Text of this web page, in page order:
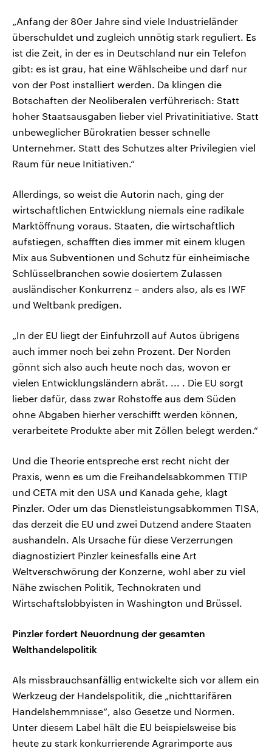
„Anfang der 80er Jahre sind viele Industrieländer
überschuldet und zugleich unnötig stark reguliert. Es
ist die Zeit, in der es in Deutschland nur ein Telefon
gibt: es ist grau, hat eine Wählscheibe und darf nur
von der Post installiert werden. Da klingen die
Botschaften der Neoliberalen verführerisch: Statt
hoher Staatsausgaben lieber viel Privatinitiative. Statt
unbeweglicher Bürokratien besser schnelle
Unternehmer. Statt des Schutzes alter Privilegien viel
Raum für neue Initiativen.“
Allerdings, so weist die Autorin nach, ging der
wirtschaftlichen Entwicklung niemals eine radikale
Marktöffnung voraus. Staaten, die wirtschaftlich
aufstiegen, schafften dies immer mit einem klugen
Mix aus Subventionen und Schutz für einheimische
Schlüsselbranchen sowie dosiertem Zulassen
ausländischer Konkurrenz – anders also, als es IWF
und Weltbank predigen.
„In der EU liegt der Einfuhrzoll auf Autos übrigens
auch immer noch bei zehn Prozent. Der Norden
gönnt sich also auch heute noch das, wovon er
vielen Entwicklungsländern abrät. ... . Die EU sorgt
lieber dafür, dass zwar Rohstoffe aus dem Süden
ohne Abgaben hierher verschifft werden können,
verarbeitete Produkte aber mit Zöllen belegt werden.“
Und die Theorie entspreche erst recht nicht der
Praxis, wenn es um die Freihandelsabkommen TTIP
und CETA mit den USA und Kanada gehe, klagt
Pinzler. Oder um das Dienstleistungsabkommen TISA,
das derzeit die EU und zwei Dutzend andere Staaten
aushandeln. Als Ursache für diese Verzerrungen
diagnostiziert Pinzler keinesfalls eine Art
Weltverschwörung der Konzerne, wohl aber zu viel
Nähe zwischen Politik, Technokraten und
Wirtschaftslobbyisten in Washington und Brüssel.
Pinzler fordert Neuordnung der gesamten
Welthandelspolitik
Als missbrauchsanfällig entwickelte sich vor allem ein
Werkzeug der Handelspolitik, die „nichttarifären
Handelshemmnisse“, also Gesetze und Normen.
Unter diesem Label hält die EU beispielsweise bis
heute zu stark konkurrierende Agrarimporte aus